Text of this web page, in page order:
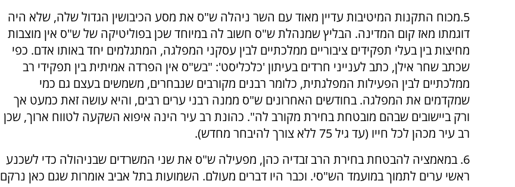
5.מכוח התקנות המיטיבות עדיין מאוד עם השר ניהלה ש"ס את מסע הכיבושין הגדול שלה, שלא היה
דוגמתו מאז קום המדינה. הבליץ שמנהלת ש"ס חשוב לה במיוחד שכן בפוליטיקה של ש"ס אין מוצבות
מחיצות בין בעלי תפקידים ציבוריים ממלכתיים לבין עסקני המפלגה, המתגלמים יחד באותו אדם. כפי
שכתב שחר אילן, כתב לענייני חרדים בעיתון 'כלכליסט': "בש"ס אין הפרדה אמיתית בין תפקידי רב
ממלכתיים לבין הפעילות המפלגתית, כלומר רבנים מקורבים שנבחרים, משמשים בעצם גם כמי
שמקדמים את המפלגה. בחודשים האחרונים ש"ס ממנה רבני ערים רבים, והיא עושה זאת כמעט אך
ורק ביישובים שבהם מובטחת בחירת מקורב לה". כהונת רב עיר הינה איפוא השקעה לטווח ארוך, שכן
רב עיר מכהן לכל חייו (עד גיל 75 ללא צורך להיבחר מחדש).
6. במאמציה להבטחת בחירת הרב זבדיה כהן, מפעילה ש"ס את שני המשרדים שבניהולה כדי לשכנע
ראשי ערים לתמוך במועמד הש"סי. וכבר היו דברים מעולם. השמועות בתל אביב אומרות שגם כאן נרקם